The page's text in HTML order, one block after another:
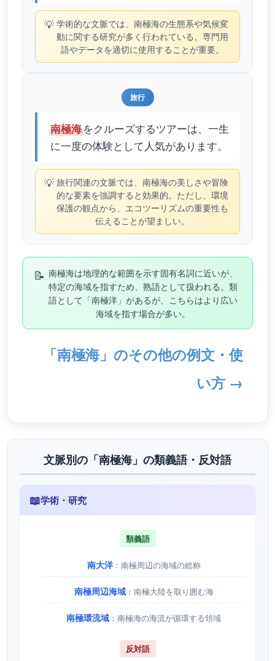
💡 学術的な文脈では、南極海の生態系や気候変
動に関する研究が多く行われている。専門用
語やデータを適切に使用することが重要。
旅行
南極海をクルーズするツアーは、一生
に一度の体験として人気があります。
💡 旅行関連の文脈では、南極海の美しさや冒険
的な要素を強調すると効果的。ただし、環境
保護の観点から、エコツーリズムの重要性も
伝えることが望ましい。
📝 南極海は地理的な範囲を示す固有名詞に近いが、
特定の海域を指すため、熟語として扱われる。類
語として「南極洋」があるが、こちらはより広い
海域を指す場合が多い。
「南極海」のその他の例文・使
い方 →
文脈別の「南極海」の類義語・反対語
📖学術・研究
類義語
南大洋：南極周辺の海域の総称
南極周辺海域：南極大陸を取り囲む海
南極環流域 ：南極海の海流が循環する領域
反対語